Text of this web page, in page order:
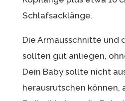
Schlafsacklänge.
Die Armausschnitte und
sollten gut anliegen,
Dein Baby sollte nicht
herausrutschen können,